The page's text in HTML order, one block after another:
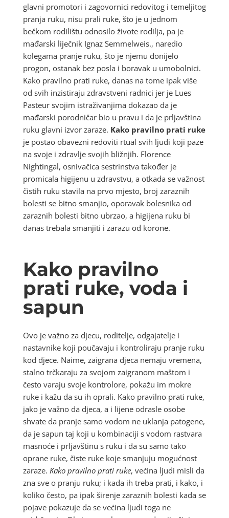
glavni promotori i zagovornici redovitog i temeljitog
pranja ruku, nisu prali ruke, što je u jednom
bečkom rodilištu odnosilo živote rodilja, pa je
mađarski liječnik Ignaz Semmelweis., naredio
kolegama pranje ruku, što je njemu donijelo
progon, ostanak bez posla i boravak u umobolnici.
Kako pravilno prati ruke, danas na tome ipak više
od svih inzistiraju zdravstveni radnici jer je Lues
Pasteur svojim istraživanjima dokazao da je
mađarski porodničar bio u pravu i da je prljavština
ruku glavni izvor zaraze. Kako pravilno prati ruke
je postao obavezni redoviti rtual svih ljudi koji paze
na svoje i zdravlje svojih bližnjih. Florence
Nightingal, osnivačica sestrinstva također je
promicala higijenu u zdravstvu, a otkada se važnost
čistih ruku stavila na prvo mjesto, broj zaraznih
bolesti se bitno smanjio, oporavak bolesnika od
zaraznih bolesti bitno ubrzao, a higijena ruku bi
danas trebala smanjiti i zarazu od korone.
Kako pravilno
prati ruke, voda i
sapun
Ovo je važno za djecu, roditelje, odgajatelje i
nastavnike koji poučavaju i kontroliraju pranje ruku
kod djece. Naime, zaigrana djeca nemaju vremena,
stalno trčkaraju za svojom zaigranom maštom i
često varaju svoje kontrolore, pokažu im mokre
ruke i kažu da su ih oprali. Kako pravilno prati ruke,
jako je važno da djeca, a i lijene odrasle osobe
shvate da pranje samo vodom ne uklanja patogene,
da je sapun taj koji u kombinaciji s vodom rastvara
masnoće i prljavštinu s ruku i da su samo tako
oprane ruke, čiste ruke koje smanjuju mogućnost
zaraze. Kako pravilno prati ruke, većina ljudi misli da
zna sve o pranju ruku; i kada ih treba prati, i kako, i
koliko često, pa ipak širenje zaraznih bolesti kada se
pojave pokazuje da se većina ljudi toga ne